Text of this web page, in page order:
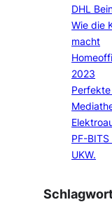
DHL
Wie die
macht
2023
PF-BITS
UKW.